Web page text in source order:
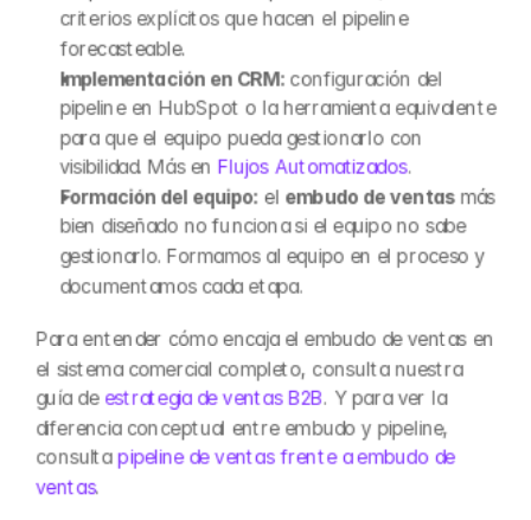
criterios explícitos que hacen el pipeline
forecasteable.
Implementación en CRM: configuración del
pipeline en HubSpot o la herramienta equivalente
para que el equipo pueda gestionarlo con
visibilidad. Más en Flujos Automatizados.
Formación del equipo: el embudo de ventas más
bien diseñado no funciona si el equipo no sabe
gestionarlo. Formamos al equipo en el proceso y
documentamos cada etapa.
Para entender cómo encaja el embudo de ventas en
el sistema comercial completo, consulta nuestra
guía de estrategia de ventas B2B. Y para ver la
diferencia conceptual entre embudo y pipeline,
consulta pipeline de ventas frente a embudo de
ventas.